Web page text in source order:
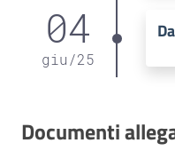
04
giu /25
Documenti